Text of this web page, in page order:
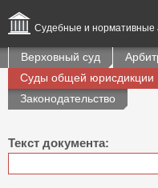
Судебные и нормативные
Верховный суд
Суды общей юрисдикции
Законодательство
Текст документа: